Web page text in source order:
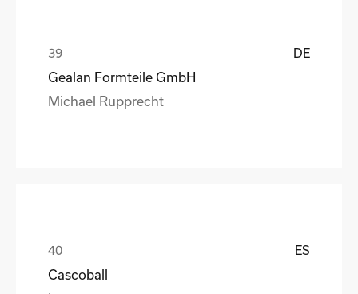
DE
Gealan Formteile GmbH
Michael Rupprecht
ES
Cascoball